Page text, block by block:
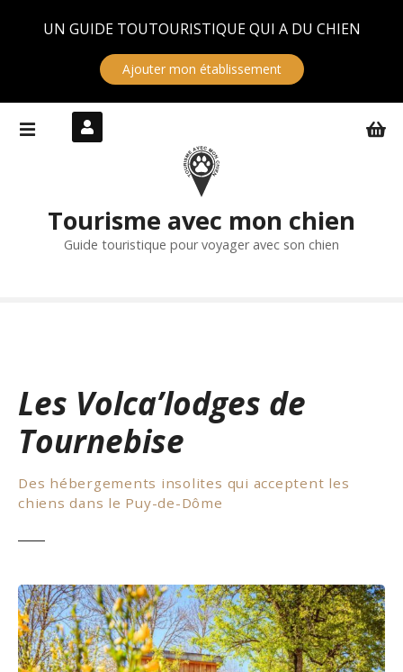
UN GUIDE TOUTOURISTIQUE QUI A DU CHIEN
Ajouter mon établissement
Tourisme avec mon chien
Guide touristique pour voyager avec son chien
Les Volca’lodges de
Tournebise
Des hébergements insolites qui acceptent les
chiens dans le Puy-de-Dôme